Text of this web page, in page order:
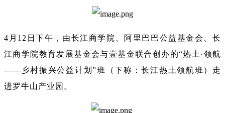
4月12日下午，由长江商学院、阿里巴巴公益基金会、长
江商学院教育发展基金会与壹基金联合创办的“热土·领航
——乡村振兴公益计划”班（下称：长江热土领航班）走
进罗牛山产业园。